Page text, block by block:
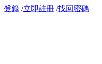
登錄 /立即註冊 /找回密碼